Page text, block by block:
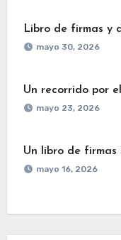
Libro de firmas y
mayo 30, 2026
Un recorrido por
mayo 23, 2026
Un libro de firmas
mayo 16, 2026